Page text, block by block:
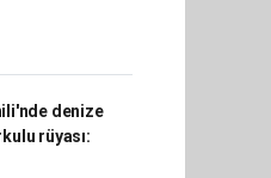
denize
rüyası: